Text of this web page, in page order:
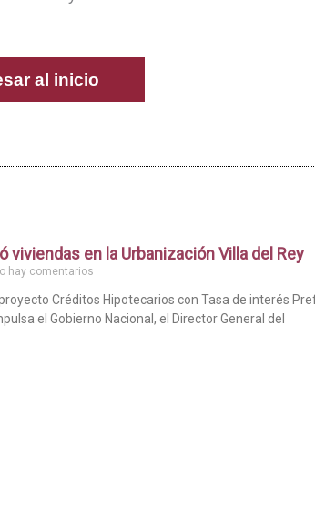
al inicio
viviendas en la Urbanización Villa del Rey
hay comentarios
Créditos Hipotecarios con Tasa de interés
el Gobierno Nacional, el Director General del